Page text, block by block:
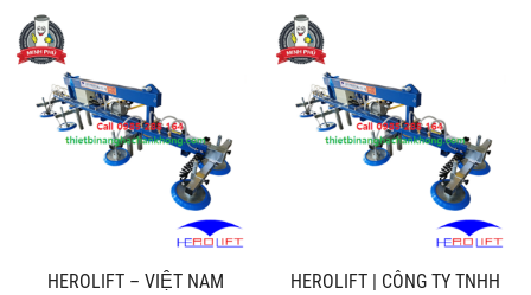
HEROLIFT – VIỆT NAM
HEROLIFT | CÔNG TY TNHH